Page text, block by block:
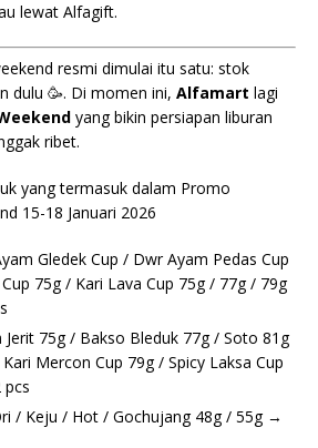
lewat Alfagift.
resmi dimulai itu satu: stok
dulu 🥳. Di momen ini, Alfamart lagi
yang bikin persiapan liburan
ribet.
yang termasuk dalam Promo
15-18 Januari 2026
Gledek Cup / Dwr Ayam Pedas Cup
75g / Kari Lava Cup 75g / 77g / 79g
Jerit 75g / Bakso Bleduk 77g / Soto 81g
Mercon Cup 79g / Spicy Laksa Cup
/ Keju / Hot / Gochujang 48g / 55g →